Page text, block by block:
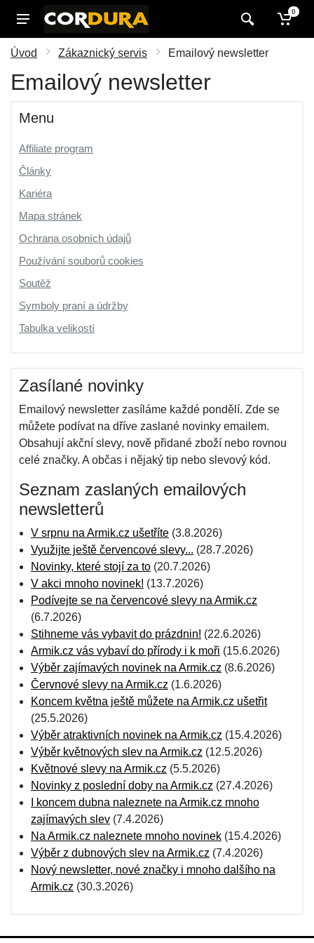
0
Úvod Zákaznický servis Emailový newsletter
Emailový newsletter
Menu
Affiliate program
Články
Kariéra
Mapa stránek
Ochrana osobních údajů
Používání souborů cookies
Soutěž
Symboly praní a údržby
Tabulka velikostí
Zasílané novinky
Emailový newsletter zasíláme každé pondělí. Zde se
můžete podívat na dříve zaslané novinky emailem.
Obsahují akční slevy, nově přidané zboží nebo rovnou
celé značky. A občas i nějaký tip nebo slevový kód.
Seznam zaslaných emailových
newsletterů
V srpnu na Armik.cz ušetříte (3.8.2026)
Využijte ještě červencové slevy... (28.7.2026)
Novinky, které stojí za to (20.7.2026)
V akci mnoho novinek! (13.7.2026)
Podívejte se na červencové slevy na Armik.cz
(6.7.2026)
Stihneme vás vybavit do prázdnin! (22.6.2026)
Armik.cz vás vybaví do přírody i k moři (15.6.2026)
Výběr zajímavých novinek na Armik.cz (8.6.2026)
Červnové slevy na Armik.cz (1.6.2026)
Koncem května ještě můžete na Armik.cz ušetřit
(25.5.2026)
Výběr atraktivních novinek na Armik.cz (15.4.2026)
Výběr květnových slev na Armik.cz (12.5.2026)
Květnové slevy na Armik.cz (5.5.2026)
Novinky z poslední doby na Armik.cz (27.4.2026)
I koncem dubna naleznete na Armik.cz mnoho
zajímavých slev (7.4.2026)
Na Armik.cz naleznete mnoho novinek (15.4.2026)
Výběr z dubnových slev na Armik.cz (7.4.2026)
Nový newsletter, nové značky i mnoho dalšího na
Armik.cz (30.3.2026)